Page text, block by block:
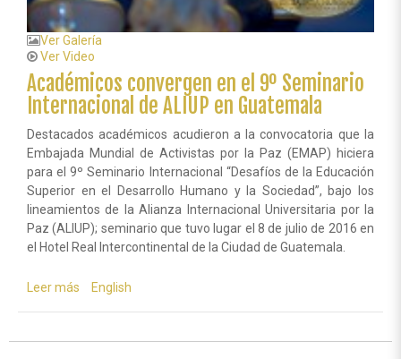
Ver Galería
Ver Video
Académicos convergen en el 9º Seminario
Internacional de ALIUP en Guatemala
Destacados académicos acudieron a la convocatoria que la
Embajada Mundial de Activistas por la Paz (EMAP) hiciera
para el 9º Seminario Internacional “Desafíos de la Educación
Superior en el Desarrollo Humano y la Sociedad”, bajo los
lineamientos de la Alianza Internacional Universitaria por la
Paz (ALIUP); seminario que tuvo lugar el 8 de julio de 2016 en
el Hotel Real Intercontinental de la Ciudad de Guatemala.
Leer más sobre
English